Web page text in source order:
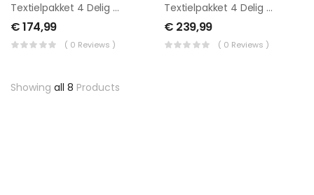
Textielpakket 4 Delig Met Midden Matras -1 Hoeslakenset(4 Delig) En 1 Moltonset(4 Delig)
€174,99
( 0 Reviews )
Textielpakket 4 Delig Met Midden Matras -2 Hoeslakenset(4 Delig) En 1 Moltonset(4 Delig)
€ 239,99
( 0 Reviews )
Showing all 8 Products